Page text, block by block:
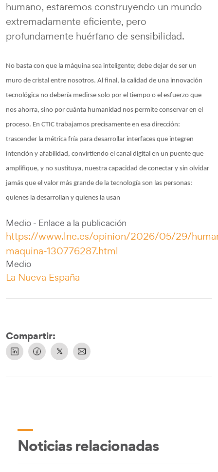
humano, estaremos construyendo un mundo
extremadamente eficiente, pero
profundamente huérfano de sensibilidad.
No basta con que la máquina sea inteligente; debe dejar de ser un
muro de cristal entre nosotros. Al final, la calidad de una innovación
tecnológica no debería medirse solo por el tiempo o el esfuerzo que
nos ahorra, sino por cuánta humanidad nos permite conservar en el
proceso. En CTIC trabajamos precisamente en esa dirección:
trascender la métrica fría para desarrollar interfaces que integren
intención y afabilidad, convirtiendo el canal digital en un puente que
amplifique, y no sustituya, nuestra capacidad de conectar y sin olvidar
jamás que el valor más grande de la tecnología son las personas:
quienes la desarrollan y quienes la usan
Medio - Enlace a la publicación
https://www.lne.es/opinion/2026/05/29/
maquina-130776287.html
Medio
La Nueva España
Compartir:
Noticias relacionadas